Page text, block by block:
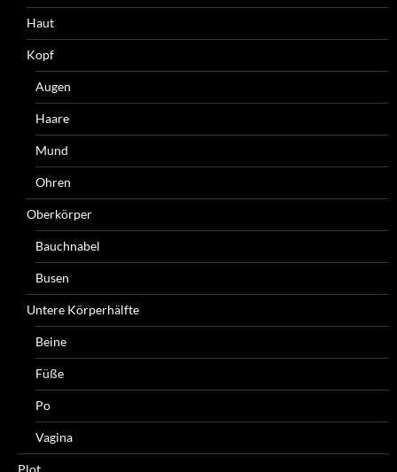
Haut
Kopf
Augen
Haare
Mund
Ohren
Oberkörper
Bauchnabel
Busen
Untere Körperhälfte
Beine
Füße
Po
Vagina